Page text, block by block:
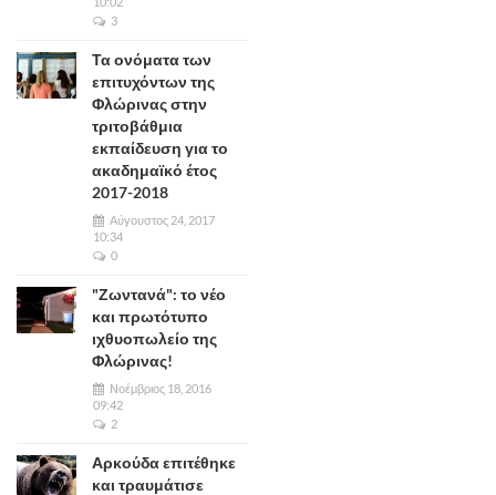
3
Τα ονόματα των
επιτυχόντων της
Φλώρινας στην
τριτοβάθμια
εκπαίδευση για το
ακαδημαϊκό έτος
2017-2018
Αύγουστος 24, 2017
10:34
0
"Ζωντανά": το νέο
και πρωτότυπο
ιχθυοπωλείο της
Φλώρινας!
Νοέμβριος 18, 2016
09:42
2
Αρκούδα επιτέθηκε
και τραυμάτισε